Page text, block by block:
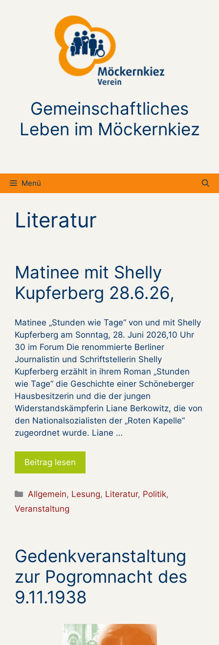
Gemeinschaftliches
Leben im Möckernkiez
Menü
Literatur
Matinee mit Shelly
Kupferberg 28.6.26,
Matinee „Stunden wie Tage“ von und mit Shelly
Kupferberg am Sonntag, 28. Juni 2026,10 Uhr
30 im Forum Die renommierte Berliner
Journalistin und Schriftstellerin Shelly
Kupferberg erzählt in ihrem Roman „Stunden
wie Tage“ die Geschichte einer Schöneberger
Hausbesitzerin und die der jungen
Widerstandskämpferin Liane Berkowitz, die von
den Nationalsozialisten der „Roten Kapelle“
zugeordnet wurde. Liane …
Beitrag lesen
Kategorien
Allgemein, Lesung, Literatur, Politik,
Veranstaltung
Gedenkveranstaltung
zur Pogromnacht des
9.11.1938